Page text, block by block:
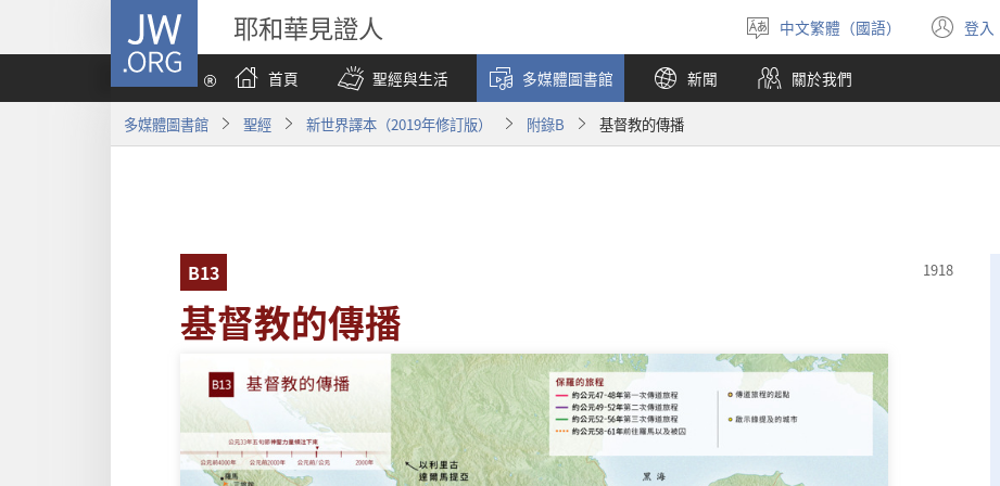
JW.ORG 耶和華見證人
選
擇
語
言
中文繁體（國語） 登入
（開
啟
視
首頁
聖經與生活 多媒體圖書館 新聞 關於我們
多媒體圖書館 聖經 新世界譯本（2019年修訂版） 附錄B 基督教的傳播
B13
基督教的傳播